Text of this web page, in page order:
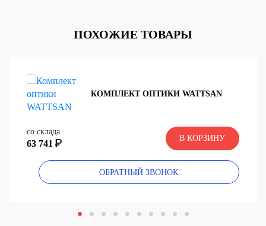
ПОХОЖИЕ ТОВАРЫ
КОМПЛЕКТ ОПТИКИ WATTSAN
со склада
63 741
В КОРЗИНУ
ОБРАТНЫЙ ЗВОНОК